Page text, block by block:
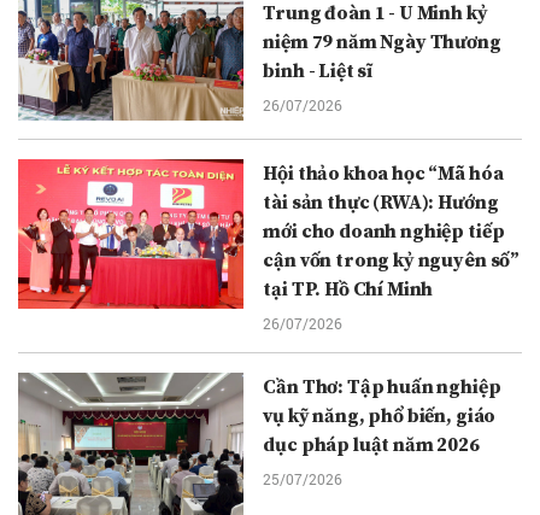
Trung đoàn 1 - U Minh kỷ
niệm 79 năm Ngày Thương
binh - Liệt sĩ
26/07/2026
Hội thảo khoa học “Mã hóa
tài sản thực (RWA): Hướng
mới cho doanh nghiệp tiếp
cận vốn trong kỷ nguyên số”
tại TP. Hồ Chí Minh
26/07/2026
Cần Thơ: Tập huấn nghiệp
vụ kỹ năng, phổ biến, giáo
dục pháp luật năm 2026
25/07/2026